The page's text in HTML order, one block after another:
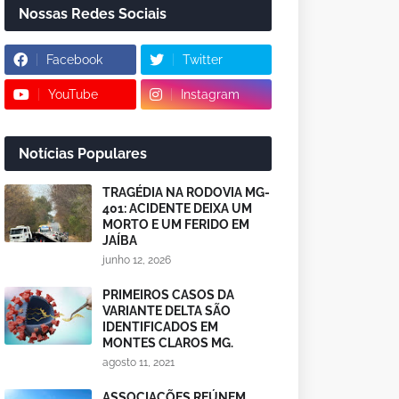
Nossas Redes Sociais
Facebook Twitter
YouTube Instagram
Notícias Populares
TRAGÉDIA NA RODOVIA MG-
401: ACIDENTE DEIXA UM
MORTO E UM FERIDO EM
JAÍBA
junho 12, 2026
PRIMEIROS CASOS DA
VARIANTE DELTA SÃO
IDENTIFICADOS EM
MONTES CLAROS MG.
agosto 11, 2021